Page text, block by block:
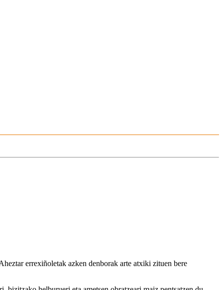
errexiñoletak azken denborak arte atxiki zituen bere